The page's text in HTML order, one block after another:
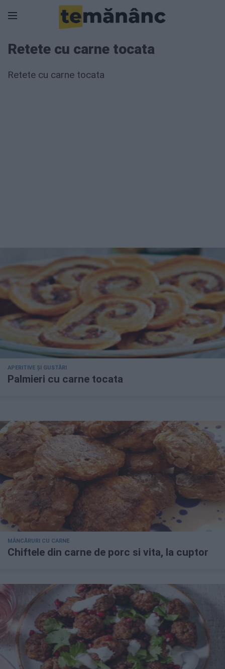
Retete cu carne tocata
Retete cu carne tocata
APERITIVE ȘI GUSTĂRI
Palmieri cu carne tocata
MÂNCĂRURI CU CARNE
Chiftele din carne de porc si vita, la cuptor